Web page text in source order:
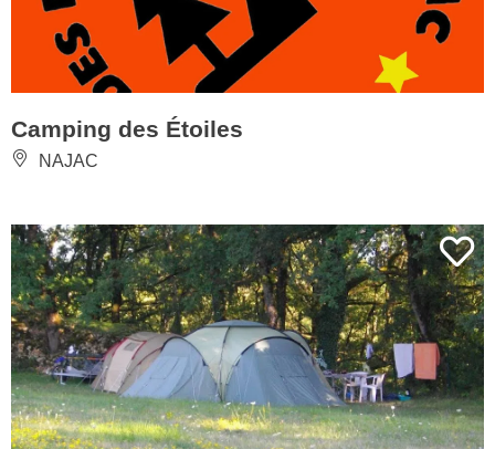
Camping des Étoiles
NAJAC